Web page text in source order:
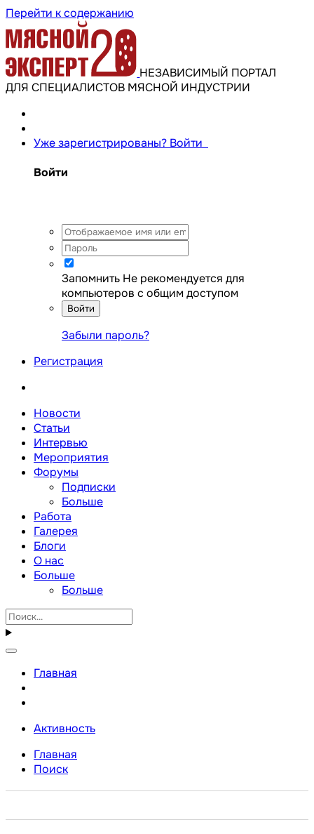
Перейти к содержанию
НЕЗАВИСИМЫЙ ПОРТАЛ
ДЛЯ СПЕЦИАЛИСТОВ МЯСНОЙ ИНДУСТРИИ
Уже зарегистрированы? Войти
Войти
Запомнить Не рекомендуется для
компьютеров с общим доступом
Войти
Забыли пароль?
Регистрация
Новости
Статьи
Интервью
Мероприятия
Форумы
Подписки
Больше
Работа
Галерея
Блоги
О нас
Больше
Больше
Главная
Активность
Главная
Поиск